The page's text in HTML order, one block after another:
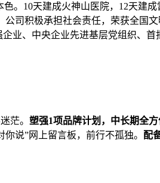
。10天建成火神山医院，12天建
司积极承担社会责任，荣获全国
业、中央企业先进基层党组织、
茫。 塑强1项品牌计划，中长期全方
说”网上留言板，前行不孤独。 配